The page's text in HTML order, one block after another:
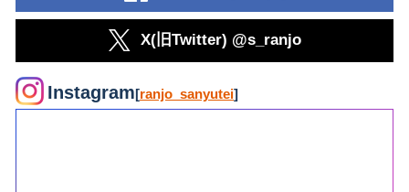
X(旧Twitter) @s_ranjo
Instagram[ranjo_sanyutei]